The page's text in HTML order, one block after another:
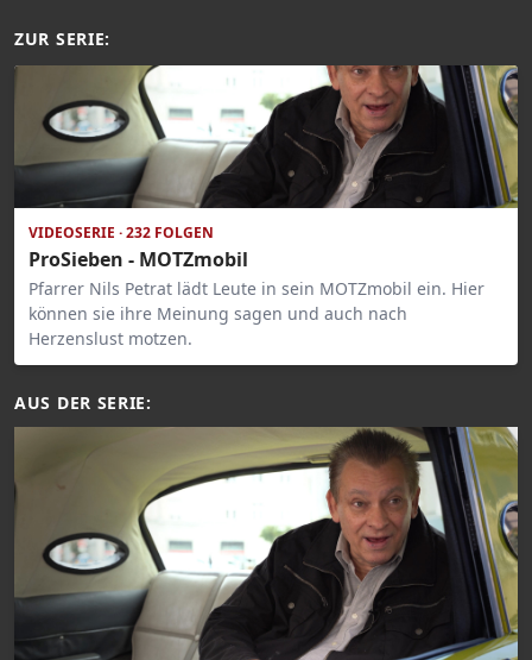
ZUR SERIE:
VIDEOSERIE · 232 FOLGEN
ProSieben - MOTZmobil
Pfarrer Nils Petrat lädt Leute in sein MOTZmobil ein. Hier
können sie ihre Meinung sagen und auch nach
Herzenslust motzen.
AUS DER SERIE: